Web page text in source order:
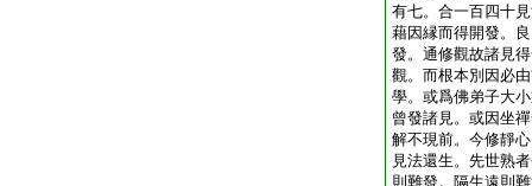
有七。合一百四十
藉因縁而得開發。
發。通修觀故諸見
觀。而根本別因必
學。或爲佛弟子大
曾發諸見。或因坐
解不現前。今修靜
見法還生。先世熟
則難發。隔生遠則